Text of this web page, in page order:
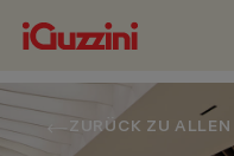
ZURÜCK ZU